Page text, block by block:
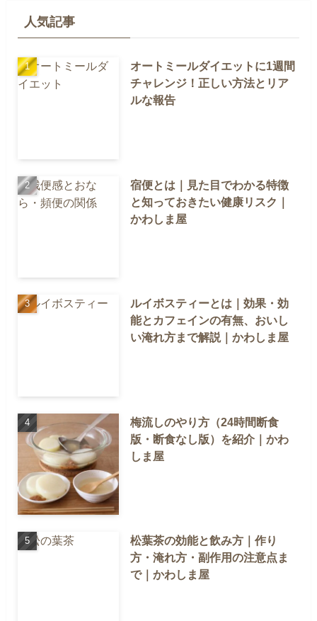
人気記事
オートミールダイエットに1週間
チャレンジ！正しい方法とリア
ルな報告
宿便とは｜見た目でわかる特徴
と知っておきたい健康リスク｜
かわしま屋
ルイボスティーとは｜効果・効
能とカフェインの有無、おいし
い淹れ方まで解説｜かわしま屋
梅流しのやり方（24時間断食
版・断食なし版）を紹介｜かわ
しま屋
松葉茶の効能と飲み方｜作り
方・淹れ方・副作用の注意点ま
で｜かわしま屋